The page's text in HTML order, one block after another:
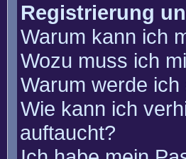
Registrierung
Warum kann ich
Wozu muss ich
Warum werde
Wie kann ich
auftaucht?